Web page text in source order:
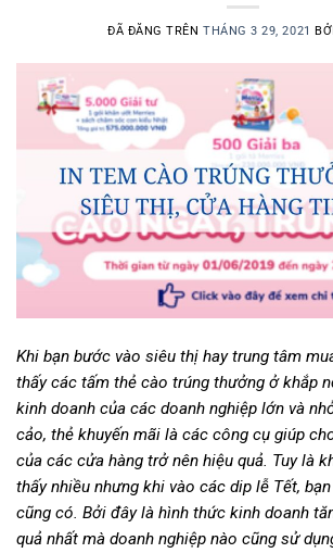
ĐÃ ĐĂNG TRÊN THÁNG 3 29, 2021
Khi bạn bước vào siêu thị hay trung tâm
thấy các tấm thẻ cào trúng thưởng ở khắp
kinh doanh của các doanh nghiệp lớn và
cảo, thẻ khuyến mãi là các công cụ giúp
của các cửa hàng trở nên hiệu quả. Tuy là
thấy nhiều nhưng khi vào các dip lễ Tết,
cũng có. Bởi đây là hình thức kinh doanh
quả nhất mà doanh nghiệp nào cũng sử